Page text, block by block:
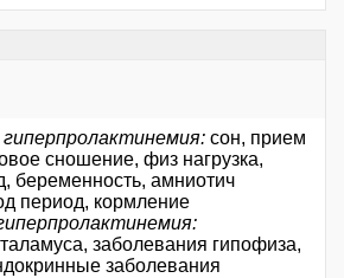
гиперпролактинемия: сон, прием
сношение, физ нагрузка,
беременность, амниотич
период, кормление
заболевания гипофиза,
заболевания